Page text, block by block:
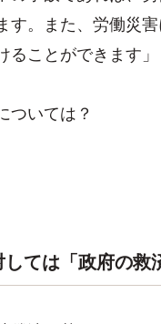
す。また、労働災
ことができます」
ついては？
ては「政府の救